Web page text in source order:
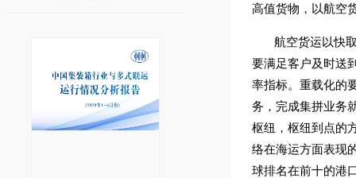
高值货物，以航空
航空货运以快
要满足客户及时送
率指标。重载化的
务，完成集拼业务
枢纽，枢纽到点的
络在海运方面表现
球排名在前十的港